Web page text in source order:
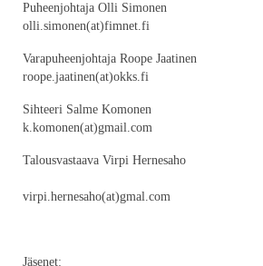
Puheenjohtaja Olli Simonen
olli.simonen(at)fimnet.fi
Varapuheenjohtaja Roope Jaatinen
roope.jaatinen(at)okks.fi
Sihteeri Salme Komonen
k.komonen(at)gmail.com
Talousvastaava Virpi
virpi.hernesaho(at)gmal.com
Jäsenet: